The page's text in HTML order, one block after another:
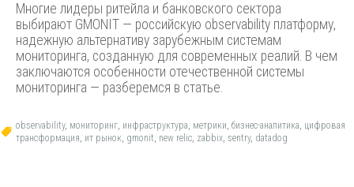
Многие лидеры ритейла и банковского сектора
выбирают GMONIT — российскую observability платформу,
надежную альтернативу зарубежным системам
мониторинга, созданную для современных реалий. В чем
заключаются особенности отечественной системы
мониторинга — разберемся в статье.
observability, мониторинг, инфраструктура, метрики, бизнес-аналитика, цифровая
трансформация, ит рынок, gmonit, new relic, zabbix, sentry, datadog